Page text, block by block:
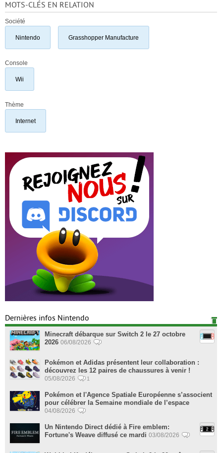
MOTS-CLÉS EN RELATION
Société
Nintendo Grasshopper Manufacture
Console
Wii
Thème
Internet
Dernières infos Nintendo
Minecraft débarque sur Switch 2 le 27 octobre
2026 06/08/2026
Pokémon et Adidas présentent leur collaboration :
découvrez les 12 paires de chaussures à venir !
05/08/2026 1
Pokémon et l'Agence Spatiale Européenne s’associent
pour célébrer la Semaine mondiale de l’espace
04/08/2026
Un Nintendo Direct dédié à Fire emblem:
Fortune's Weave diffusé ce mardi 03/08/2026